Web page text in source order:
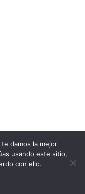
damos la mejor
usando este sitio,
con ello.